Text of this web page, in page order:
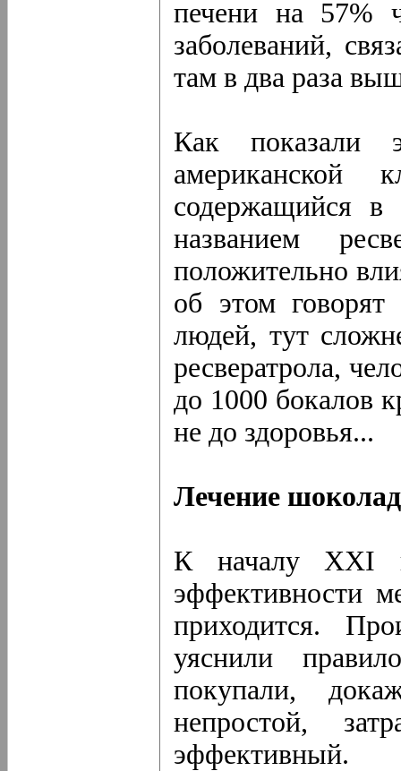
печени на 57%
заболеваний,
там в два раза
Как показали
содержащийся в
названием
положительно
об этом
людей, тут
ресвератрола,
до 1000 бокалов
не до здоровья...
Лечение
К началу XXI
эффективности
приходится.
уяснили
покупали,
непростой,
эффективный.